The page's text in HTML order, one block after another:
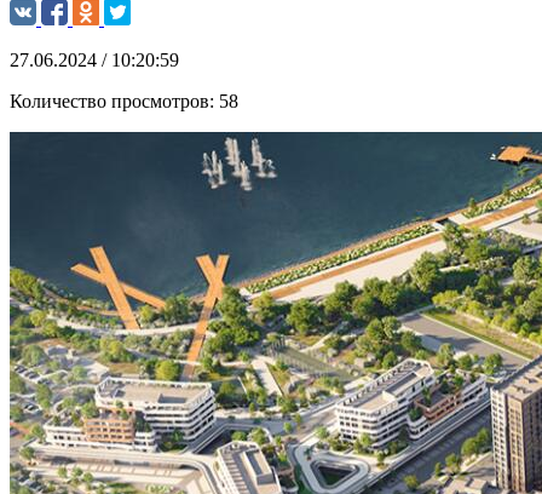
27.06.2024 / 10:20:59
Количество просмотров: 58